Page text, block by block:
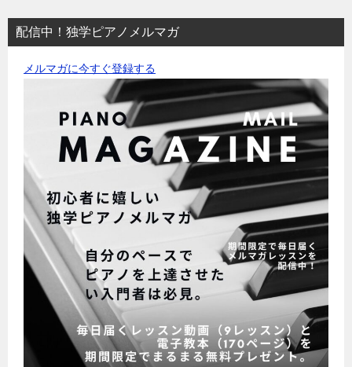
配信中！独学ピアノメルマガ
メルマガに今すぐ登録する